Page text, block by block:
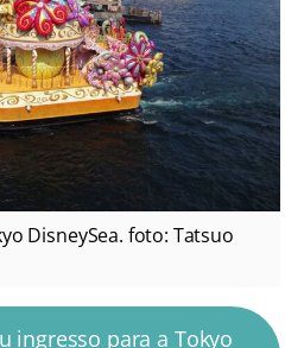
DisneySea. foto: Tatsuo
ingresso para a Tokyo